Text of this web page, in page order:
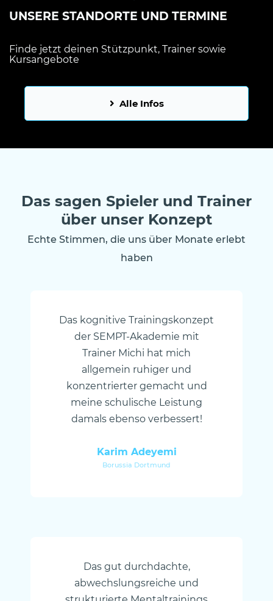
UNSERE STANDORTE UND TERMINE
Finde jetzt deinen Stützpunkt, Trainer sowie
Kursangebote
Alle Infos
Das sagen Spieler und Trainer
über unser Konzept
Echte Stimmen, die uns über Monate erlebt
haben
Das kognitive Trainingskonzept
der SEMPT-Akademie mit
Trainer Michi hat mich
allgemein ruhiger und
konzentrierter gemacht und
meine schulische Leistung
damals ebenso verbessert!
Karim Adeyemi
Borussia Dortmund
Das gut durchdachte,
abwechslungsreiche und